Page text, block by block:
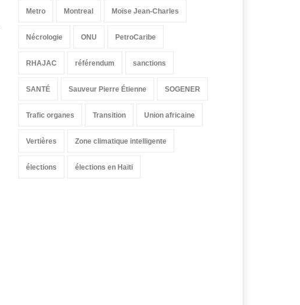
Metro Montreal Moïse Jean-Charles
Nécrologie ONU PetroCaribe
RHAJAC référendum sanctions
SANTÉ Sauveur Pierre Étienne SOGENER
Trafic organes Transition Union africaine
Vertières Zone climatique intelligente
élections élections en Haïti